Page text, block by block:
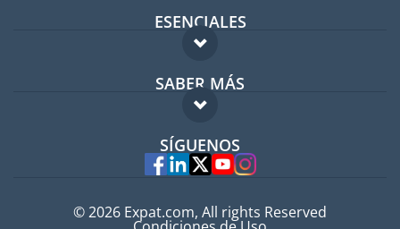
ESENCIALES
Foro para expatriados
Guía para expatriados
Trabajos en el extranjero
SABER MÁS
FAQ
Expertos
SÍGUENOS
© 2026 Expat.com, All rights Reserved